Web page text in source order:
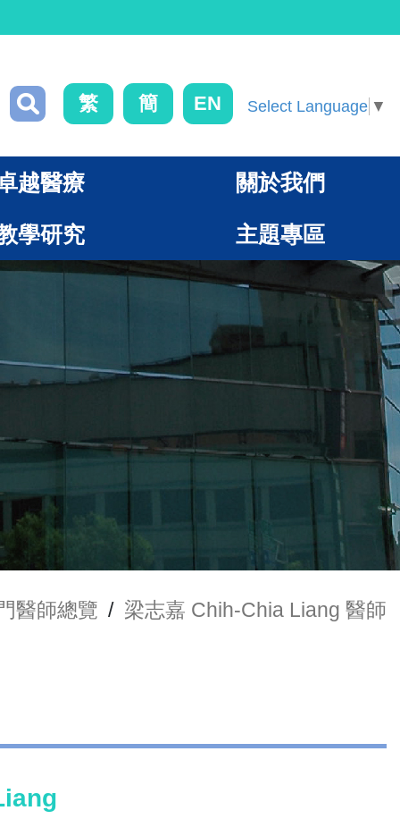
繁 簡 EN Select Language ▼
越醫療 關於我們
學研究 主題專區
醫師總覽 / 梁志嘉 Chih-Chia Liang 醫師